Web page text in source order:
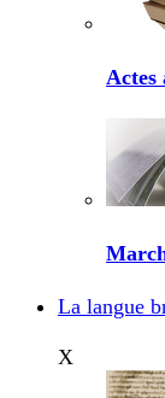
La langue
X